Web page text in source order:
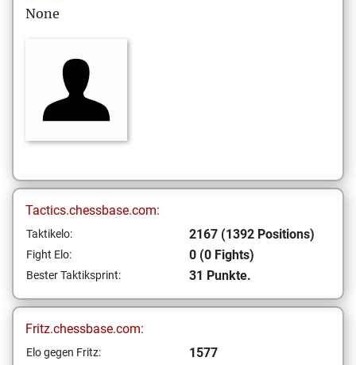
None
Tactics.chessbase.com:
Taktikelo: 2167 (1392 Positions)
Fight Elo: 0 (0 Fights)
Bester Taktiksprint: 31 Punkte.
Fritz.chessbase.com:
Elo gegen Fritz: 1577